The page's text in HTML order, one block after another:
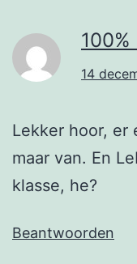
100%
14
Lekker hoor, er
maar van. En
klasse, he?
Beantwoorden